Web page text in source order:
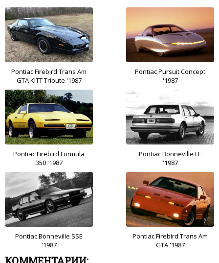
Pontiac Firebird Trans Am
GTA KITT Tribute '1987
Pontiac Pursuit Concept
'1987
Pontiac Firebird Formula
350 '1987
Pontiac Bonneville LE
'1987
Pontiac Bonneville SSE
'1987
Pontiac Firebird Trans Am
GTA '1987